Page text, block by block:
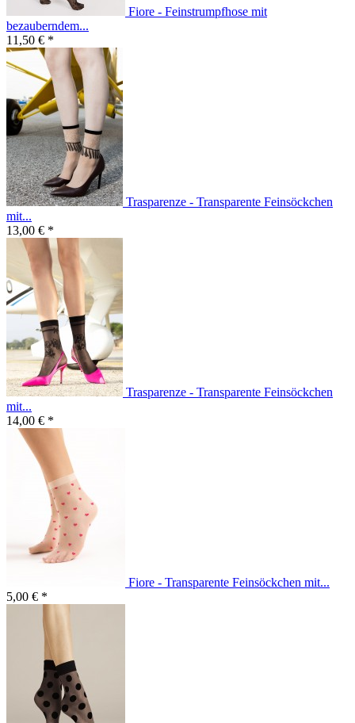
Fiore - Feinstrumpfhose mit
bezauberndem...
11,50 € *
Trasparenze - Transparente Feinsöckchen
mit...
13,00 € *
Trasparenze - Transparente Feinsöckchen
mit...
14,00 € *
Fiore - Transparente Feinsöckchen mit...
5,00 € *